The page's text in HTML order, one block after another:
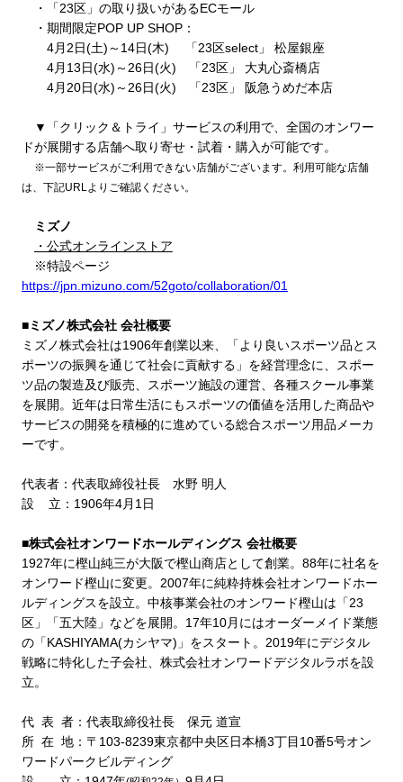
・「23区」の取り扱いがあるECモール
・期間限定POP UP SHOP：
4月 2日(土) ～ 14日(木) 「23区select」 松屋銀座
4月 13日(水) ～ 26日(火) 「23区」 大丸心斎橋店
4月 20日(水) ～ 26日(火) 「23区」 阪急うめだ本店
▼「クリック＆トライ」サービスの利用で、全国のオンワー
ドが展開する店舗へ取り寄せ・試着・購入が可能です。
※一部サービスがご利用できない店舗がございます。利用可能な店舗
は、下記URLよりご確認ください。
ミズノ
・公式オンラインストア
※特設ページ
https://jpn.mizuno.com/52goto/collaboration/01
■ミズノ株式会社 会社概要
ミズノ株式会社は1906年創業以来、「より良いスポーツ品とス
ポーツの振興を通じて社会に貢献する」を経営理念に、スポー
ツ品の製造及び販売、スポーツ施設の運営、各種スクール事業
を展開。近年は日常生活にもスポーツの価値を活用した商品や
サービスの開発を積極的に進めている総合スポーツ用品メーカ
ーです。
代表者：代表取締役社長 水野 明人
設 立： 1906年4月 1 日
■株式会社オンワードホールディングス 会社概要
1927年に樫山純三が大阪で樫山商店として創業。 88年に社名を
オンワード樫山に変更。 2007年に純粋持株会社オンワードホー
ルディングスを設立。中核事業会社のオンワード樫山は「23
区」「五大陸」などを展開。 17年10月にはオーダーメイド業態
の「KASHIYAMA(カシヤマ) 」をスタート。 2019年にデジタル
戦略に特化した子会社、株式会社オンワードデジタルラボを設
立。
代 表 者：代表取締役社長 保元 道宣
所 在 地：〒 103-8239東京都中央区日本橋3丁目 10番5号オン
ワードパークビルディング